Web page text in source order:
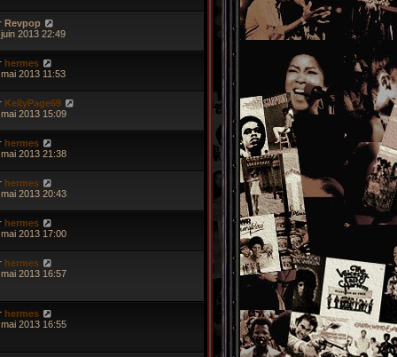
Revpop
2013 22:49
hermes
2013 11:53
KellyPage69
2013 15:09
hermes
2013 21:38
hermes
2013 20:43
hermes
2013 17:00
hermes
2013 16:57
hermes
2013 16:55